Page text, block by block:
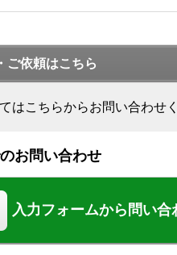
ご依頼はこちら
はこちらからお問い合わせく
お問い合わせ
入力フォームから問い合